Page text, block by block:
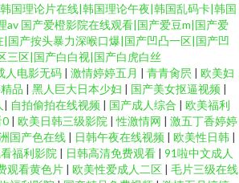
国理论片在线|韩国理论午夜|韩国乱码卡|韩国
av 国产爱橙影院在线观看|国产爱豆m|国产爱
国产按头暴力深喉口爆|国产凹凸一区|国产凹
三区|国产白白视|国产白虎白丝
人电影无码 | 激情婷婷五月 | 青青肏屄 | 欧美妇
品 | 黑人巨大日本少妇 | 国产美女抠逼视频 |
| 自拍偷拍在线视频 | 国产成人综合 | 欧美福利
0 | 欧美日韩三级影院 |性激情网 | 激五丁香婷婷
国产色在线 | 日韩午夜在线视频 | 欧美性日韩 |
福利影院 | 日韩高清免费观看 | 91啦中文成人
观看黄色片 | 欧美性爱成人二区 | 毛片三级在线